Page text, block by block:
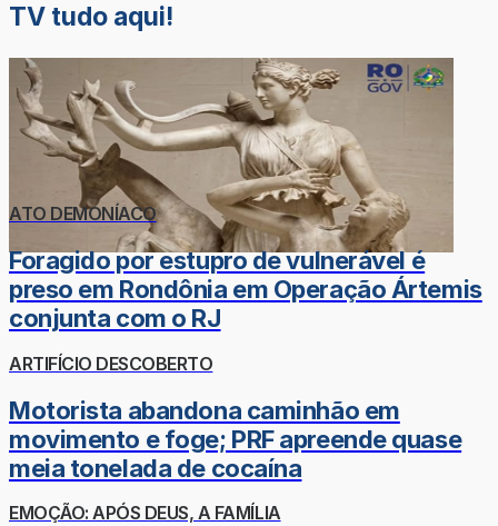
TV tudo aqui!
ATO DEMONÍACO
Foragido por estupro de vulnerável é
preso em Rondônia em Operação Ártemis
conjunta com o RJ
ARTIFÍCIO DESCOBERTO
Motorista abandona caminhão em
movimento e foge; PRF apreende quase
meia tonelada de cocaína
EMOÇÃO: APÓS DEUS, A FAMÍLIA